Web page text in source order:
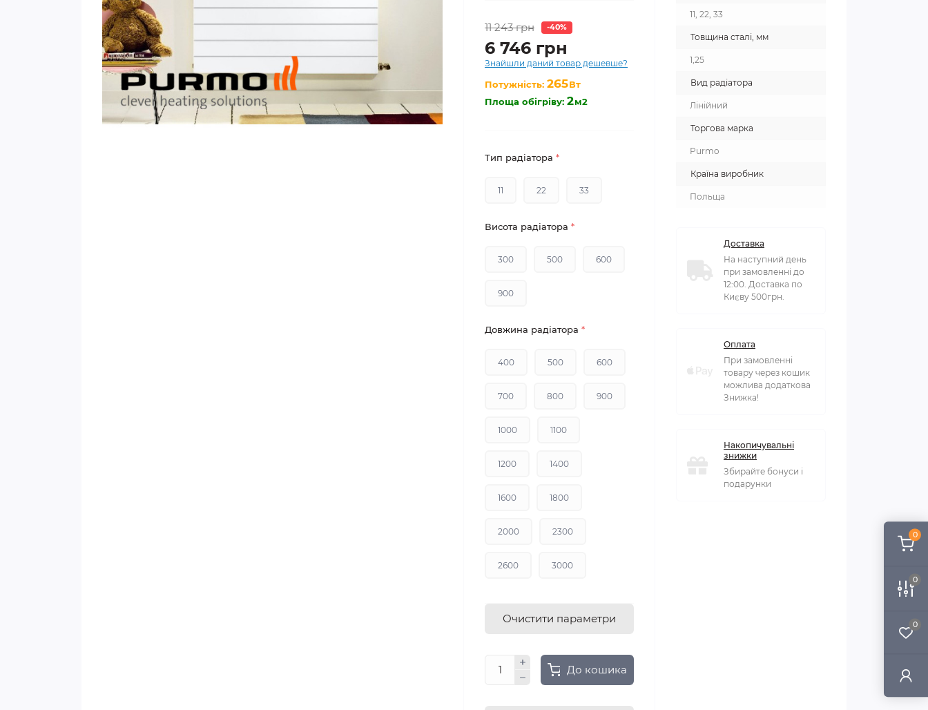
0
0
0
11 243 грн -40%
6 746 грн
Знайшли даний товар дешевше?
Потужність: 265Вт
Площа обігріву: 2м2
Тип радіатора *
11 22 33
Висота радіатора *
300 500 600
900
Довжина радіатора *
400 500 600
700 800 900
1000 1100
1200 1400
1600 1800
2000 2300
2600 3000
Очистити параметри
До кошика
11, 22, 33
Товщина сталі, мм
1,25
Вид радіатора
Лінійний
Торгова марка
Purmo
Країна виробник
Польща
Доставка
На наступний день
при замовленні до
12:00. Доставка по
Києву 500грн.
Оплата
При замовленні
товару через кошик
можлива додаткова
Знижка!
Накопичувальні
знижки
Збирайте бонуси і
подарунки